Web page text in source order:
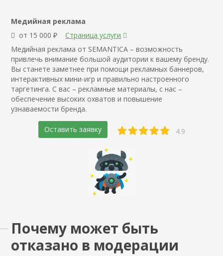
Медийная реклама
от 15 000 ₽
Страница услуги
Медийная реклама от SEMANTICA – возможность
привлечь внимание большой аудитории к вашему бренду.
Вы станете заметнее при помощи рекламных баннеров,
интерактивных мини-игр и правильно настроенного
таргетинга. С вас – рекламные материалы, с нас –
обеспечение высоких охватов и повышение
узнаваемости бренда.
Оставить заявку 4.9
Почему может быть
отказано в модерации